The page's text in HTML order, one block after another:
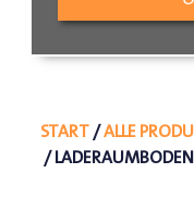
START/ALLE
/